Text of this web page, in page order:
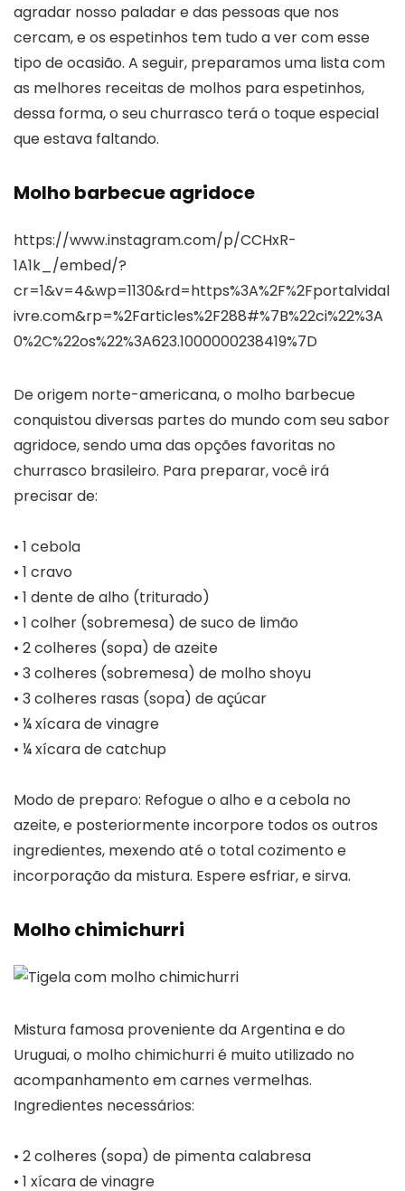
agradar nosso paladar e das pessoas que nos
cercam, e os espetinhos tem tudo a ver com esse
tipo de ocasião. A seguir, preparamos uma lista com
as melhores receitas de molhos para espetinhos,
dessa forma, o seu churrasco terá o toque especial
que estava faltando.
Molho barbecue agridoce
https://www.instagram.com/p/CCHxR-
1A1k_/embed/?
cr=1&v=4&wp=1130&rd=https%3A%2F%2Fportalvidal
ivre.com&rp=%2Farticles%2F288#%7B%22ci%22%3A
0%2C%22os%22%3A623.1000000238419%7D
De origem norte-americana, o molho barbecue
conquistou diversas partes do mundo com seu sabor
agridoce, sendo uma das opções favoritas no
churrasco brasileiro. Para preparar, você irá
precisar de:
• 1 cebola
• 1 cravo
• 1 dente de alho (triturado)
• 1 colher (sobremesa) de suco de limão
• 2 colheres (sopa) de azeite
• 3 colheres (sobremesa) de molho shoyu
• 3 colheres rasas (sopa) de açúcar
• ¼ xícara de vinagre
• ¼ xícara de catchup
Modo de preparo: Refogue o alho e a cebola no
azeite, e posteriormente incorpore todos os outros
ingredientes, mexendo até o total cozimento e
incorporação da mistura. Espere esfriar, e sirva.
Molho chimichurri
Mistura famosa proveniente da Argentina e do
Uruguai, o molho chimichurri é muito utilizado no
acompanhamento em carnes vermelhas.
Ingredientes necessários:
• 2 colheres (sopa) de pimenta calabresa
• 1 xícara de vinagre